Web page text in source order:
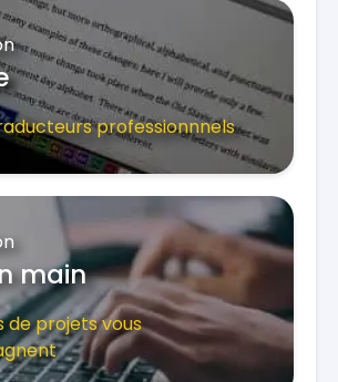
professionnnels
main
de projets vous